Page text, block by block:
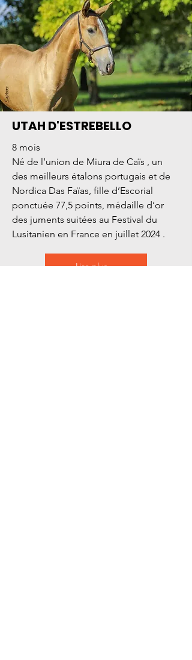
UTAH D'ESTREBELLO
8 mois
Né de l’union de Miura de Caïs , un
des meilleurs étalons portugais et de
Nordica Das Faïas, fille d’Escorial
ponctuée 77,5 points, médaille d’or
des juments suitées au Festival du
Lusitanien en France en juillet 2024 .
Lire plus...